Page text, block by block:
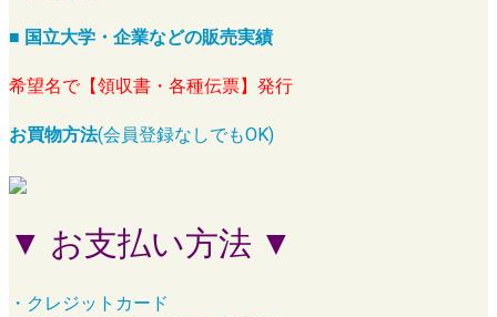
■ 国立大学・企業などの販売実績
希望名で【領収書・各種伝票】発行
お買物方法(会員登録なしでもOK)
▼ お支払い方法 ▼
・クレジットカード